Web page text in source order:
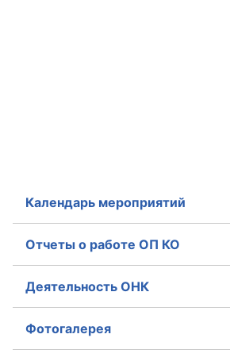
Календарь мероприятий
Отчеты о работе ОП КО
Деятельность ОНК
Фотогалерея